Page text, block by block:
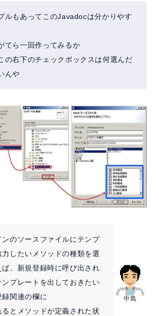
ルもあってこのJavadocは分かりやす
てら一回作ってみるか
右下のチェックボックスは何選んだ
んや
中島
ンのソースファイルにテンプ
力したいメソッドの種類を選
、新規登録時に呼び出され
ンプレートを出しておきたい
関連の欄に
とメソッドが定義された状